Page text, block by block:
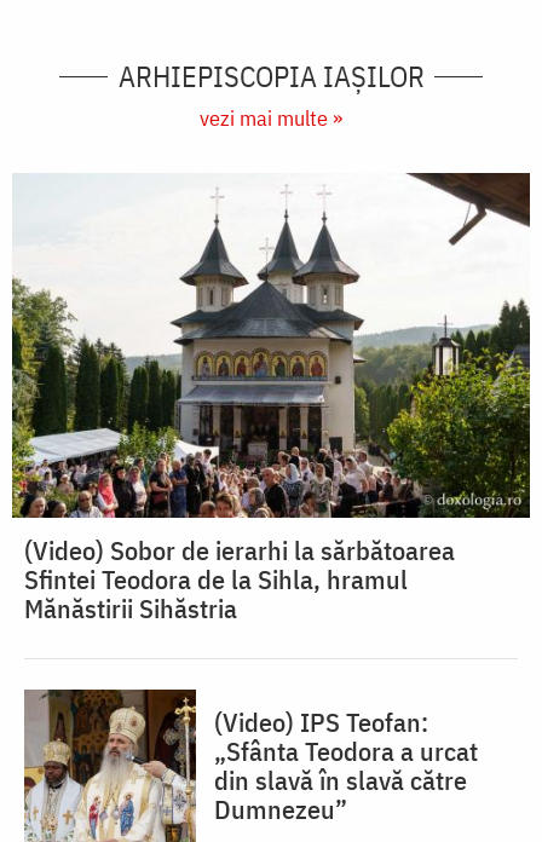
ARHIEPISCOPIA IAŞILOR
vezi mai multe »
(Video) Sobor de ierarhi la sărbătoarea
Sfintei Teodora de la Sihla, hramul
Mănăstirii Sihăstria
(Video) IPS Teofan:
„Sfânta Teodora a urcat
din slavă în slavă către
Dumnezeu”